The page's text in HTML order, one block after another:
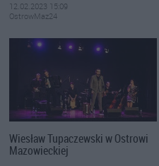
12.02.2023 15:09
OstrowMaz24
Wiesław Tupaczewski w Ostrowi
Mazowieckiej